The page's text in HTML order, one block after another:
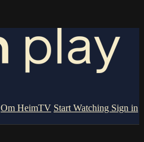
Om HeimTV Start Watching Sign in